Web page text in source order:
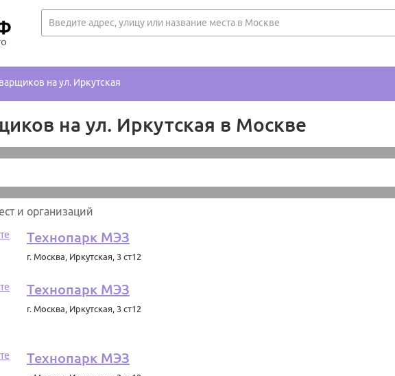
на ул. Иркутская
на ул. Иркутская в Москве
и организаций
Технопарк МЭЗ
г. Москва, Иркутская, 3 ст12
Технопарк МЭЗ
г. Москва, Иркутская, 3 ст12
Технопарк МЭЗ